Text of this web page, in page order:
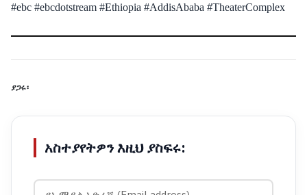
#ebc #ebcdotstream #Ethiopia #AddisAbaba #TheaterComplex
ያጋሩ፡
አስተያየትዎን እዚህ ያስፍሩ: